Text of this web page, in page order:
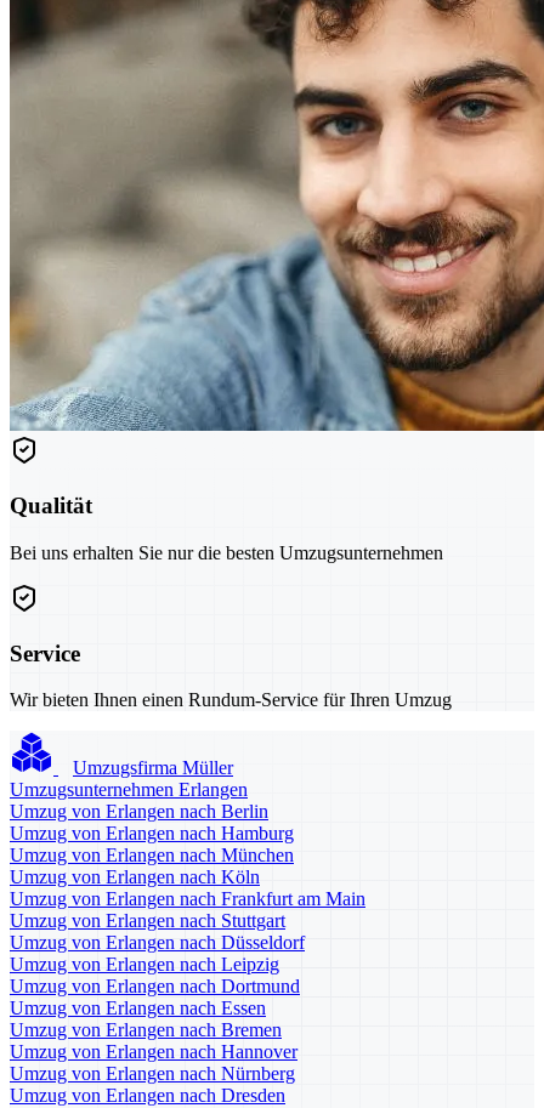
Qualität
Bei uns erhalten Sie nur die besten Umzugsunternehmen
Service
Wir bieten Ihnen einen Rundum-Service für Ihren Umzug
Umzugsfirma Müller
Umzugsunternehmen Erlangen
Umzug von Erlangen nach Berlin
Umzug von Erlangen nach Hamburg
Umzug von Erlangen nach München
Umzug von Erlangen nach Köln
Umzug von Erlangen nach Frankfurt am Main
Umzug von Erlangen nach Stuttgart
Umzug von Erlangen nach Düsseldorf
Umzug von Erlangen nach Leipzig
Umzug von Erlangen nach Dortmund
Umzug von Erlangen nach Essen
Umzug von Erlangen nach Bremen
Umzug von Erlangen nach Hannover
Umzug von Erlangen nach Nürnberg
Umzug von Erlangen nach Dresden